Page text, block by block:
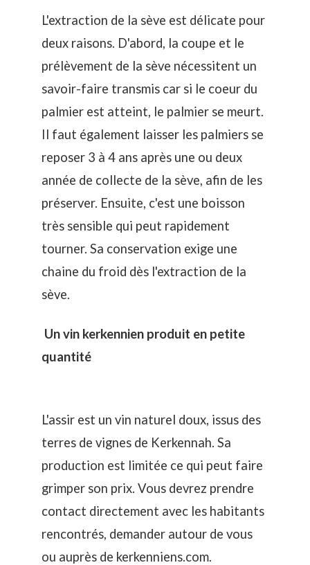
L'extraction de la sève est délicate pour
deux raisons. D'abord, la coupe et le
prélèvement de la sève nécessitent un
savoir-faire transmis car si le coeur du
palmier est atteint, le palmier se meurt.
Il faut également laisser les palmiers se
reposer 3 à 4 ans après une ou deux
année de collecte de la sève, afin de les
préserver. Ensuite, c'est une boisson
très sensible qui peut rapidement
tourner. Sa conservation exige une
chaine du froid dès l'extraction de la
sève.
Un vin kerkennien produit en petite
quantité
L'assir est un vin naturel doux, issus des
terres de vignes de Kerkennah. Sa
production est limitée ce qui peut faire
grimper son prix. Vous devrez prendre
contact directement avec les habitants
rencontrés, demander autour de vous
ou auprès de kerkenniens.com.